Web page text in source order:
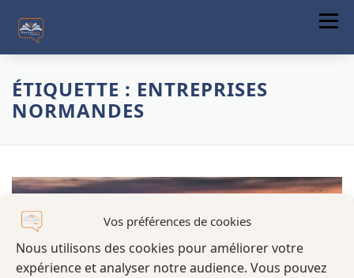
Vos préférences de cookies
Nous utilisons des cookies pour améliorer votre
expérience et analyser notre audience. Vous pouvez
Menu
A PROPOS
COMMUNICATION DIGITALE
ACTUALITÉS
CONTACT
ÉTIQUETTE : ENTREPRISES
NORMANDES